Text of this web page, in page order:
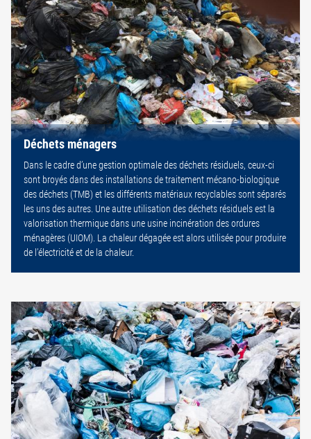
Déchets ménagers
Dans le cadre d’une gestion optimale des déchets résiduels, ceux-ci
sont broyés dans des installations de traitement mécano-biologique
des déchets (TMB) et les différents matériaux recyclables sont séparés
les uns des autres. Une autre utilisation des déchets résiduels est la
valorisation thermique dans une usine incinération des ordures
ménagères (UIOM). La chaleur dégagée est alors utilisée pour produire
de l’électricité et de la chaleur.